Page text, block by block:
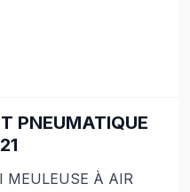
PNEUMATIQUE
MEULEUSE À AIR